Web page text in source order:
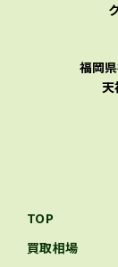
福岡
天
TOP
買取相場